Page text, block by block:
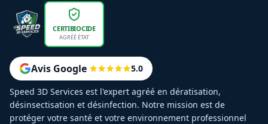
CERTIBIOCIDE
AGRÉÉ ÉTAT
Avis Google 5.0
Speed 3D Services est l'expert agréé en dératisation,
désinsectisation et désinfection. Notre mission est de
protéger votre santé et votre environnement professionnel